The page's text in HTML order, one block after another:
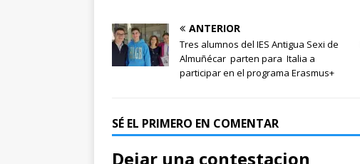
ANTERIOR
Tres alumnos del IES Antigua Sexi de
Almuñécar parten para Italia a
participar en el programa Erasmus+
SÉ EL PRIMERO EN COMENTAR
Dejar una contestacion